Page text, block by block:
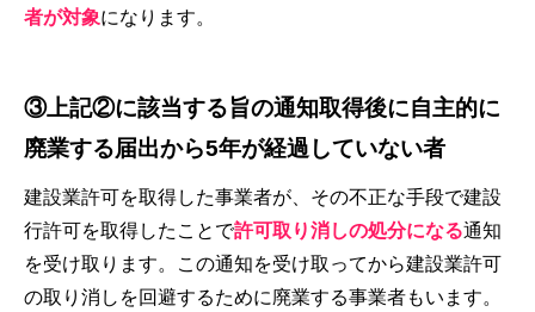
者が対象になります。
③上記②に該当する旨の通知取得後に自主的に
廃業する届出から5年が経過していない者
建設業許可を取得した事業者が、その不正な手段で建設
行許可を取得したことで許可取り消しの処分になる通知
を受け取ります。この通知を受け取ってから建設業許可
の取り消しを回避するために廃業する事業者もいます。